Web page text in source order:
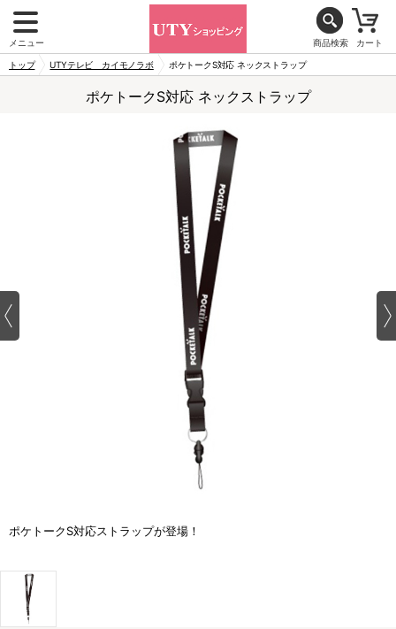
メニュー 商品検索 カート
トップ UTYテレビ カイモノラボ ポケトークS対応 ネックストラップ
ポケトークS対応 ネックストラップ
ポケトークS対応ストラップが登場！